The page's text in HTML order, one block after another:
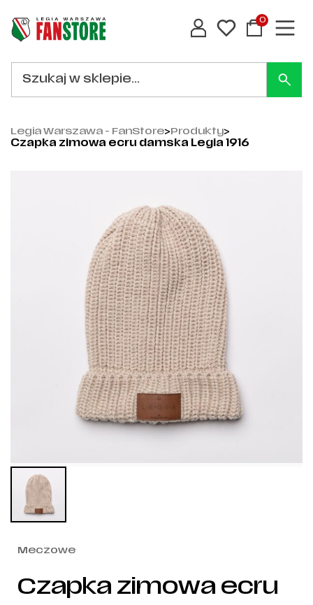
0
Legia Warszawa - FanStore>Produkty>
Czapka zimowa ecru damska Legia 1916
Meczowe
Czapka zimowa ecru